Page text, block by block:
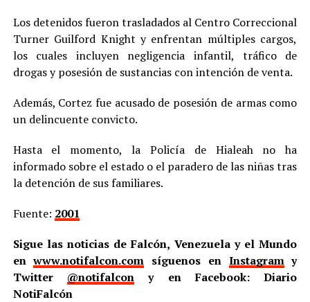
Los detenidos fueron trasladados al Centro Correccional
Turner Guilford Knight y enfrentan múltiples cargos,
los cuales incluyen negligencia infantil, tráfico de
drogas y posesión de sustancias con intención de venta.
Además, Cortez fue acusado de posesión de armas como
un delincuente convicto.
Hasta el momento, la Policía de Hialeah no ha
informado sobre el estado o el paradero de las niñas tras
la detención de sus familiares.
Fuente: 2001
Sigue las noticias de Falcón, Venezuela y el Mundo
enwww.notifalcon.com síguenos en Instagramy
Twitter @notifalcon y en Facebook: Diario
NotiFalcón